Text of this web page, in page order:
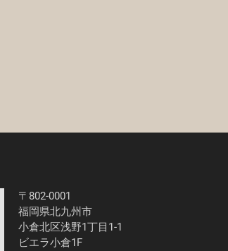
〒802-0001
福岡県北九州市
小倉北区浅野1丁目1-1
ビエラ小倉1F